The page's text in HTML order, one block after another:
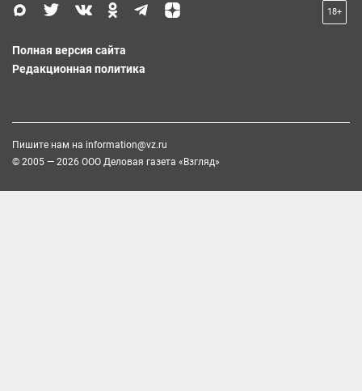
18+
Полная версия сайта
Редакционная политика
Пишите нам на information@vz.ru
© 2005 — 2026 ООО Деловая газета «Взгляд»